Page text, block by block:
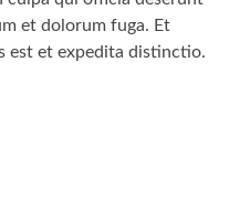
et dolorum fuga. Et
est et expedita distinctio.